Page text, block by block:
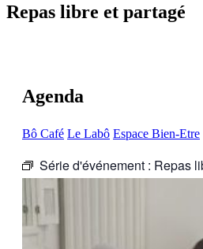
Repas libre et partagé
Agenda
Bô Café Le Labô Espace Bien-Etre
Série d'événement : Repas